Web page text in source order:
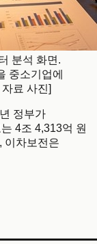
분석 화면.
중소기업에
료 사진]
정부가
4조 4,313억 원
이차보전은